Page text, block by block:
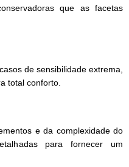
que as facetas
de sensibilidade extrema,
total conforto.
e da complexidade do
para fornecer um